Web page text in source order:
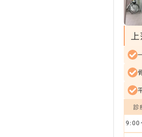
診
9:00